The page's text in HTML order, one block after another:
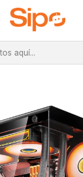
hoy! De lunes a
$29.990
PC
Glazex, ATX, Vidrio